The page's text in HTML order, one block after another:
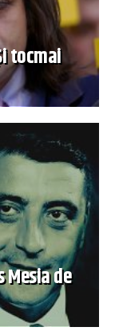
tocmai
de